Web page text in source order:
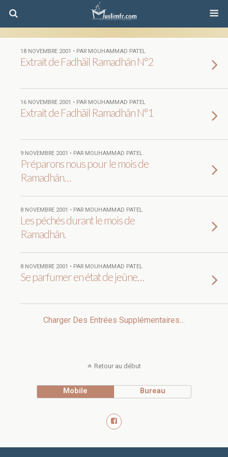
18 NOVEMBRE 2001 • PAR MOUHAMMAD PATEL
Extrait de Fadhäil Ramadhân N°2
16 NOVEMBRE 2001 • PAR MOUHAMMAD PATEL
Extrait de Fadhäil Ramadhân N°1
9 NOVEMBRE 2001 • PAR MOUHAMMAD PATEL
Préparons nous pour le mois de
Ramadhân…
8 NOVEMBRE 2001 • PAR MOUHAMMAD PATEL
Les péchés durant le mois de
Ramadhân.
8 NOVEMBRE 2001 • PAR MOUHAMMAD PATEL
Se parfumer en état de jeûne…
Charger Des Entrées Supplémentaires…
Retour au début
Mobile Bureau